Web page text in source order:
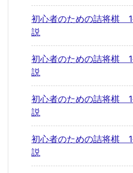
初心者のための詰将棋
説
初心者のための詰将棋
説
初心者のための詰将棋
説
初心者のための詰将棋
説